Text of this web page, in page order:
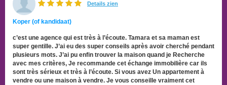
Details zien
Koper (of kandidaat)
c’est une agence qui est très à l’écoute. Tamara et sa maman est
super gentille. J’ai eu des super conseils après avoir cherché pendant
plusieurs mots. J’ai pu enfin trouver la maison quand je Recherche
avec mes critères, Je recommande cet échange immobilière car ils
sont très sérieux et très à l’écoute. Si vous avez Un appartement à
vendre ou une maison à vendre. Je vous conseille vraiment cet